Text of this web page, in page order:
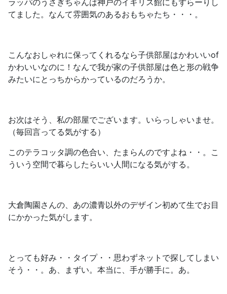
ラッパのうさぎちゃんは神戸のイギリス館にもずらーりし
てました。なんて雰囲気のあるおもちゃたち・・・。
こんなおしゃれに保ってくれるなら子供部屋はかわいいof
かわいいなのに！なんで我が家の子供部屋は色と形の戦争
みたいにとっちからかっているのだろうか。
お次はそう、私の部屋でございます。いらっしゃいませ。
（毎回言ってる気がする）
このテラコッタ調の色合い、たまらんのですよね・・。こ
ういう空間で暮らしたらいい人間になる気がする。
大倉陶園さんの、あの濃青以外のデザイン初めて生でお目
にかかった気がします。
とっても好み・・タイプ・・思わずネットで探してしまい
そう・・。あ、まずい。本当に、手が勝手に。あ。